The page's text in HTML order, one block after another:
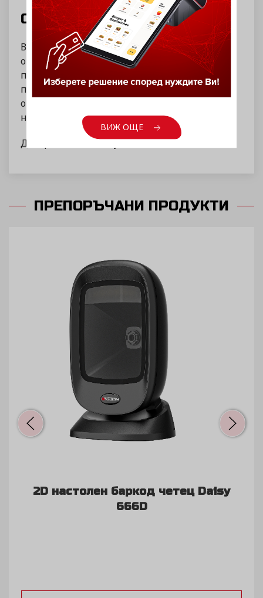
СУПТО И DAISY TECH
В Дейзи имаме висококвалифициран екип,
огромен световен опит и качествени
продукти на изгодни цени. Нашият
професионализъм се изразява и в
отношението ни към често променящата се
нормативна уредба.
Доверете се на Daisy Tech!
ПРЕПОРЪЧАНИ ПРОДУКТИ
2D настолен баркод четец Daisy
666D
ВИЖ ОЩЕ